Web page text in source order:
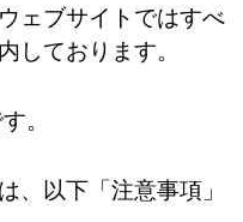
ェブサイトではすべ
しております。
。
、以下「注意事項」